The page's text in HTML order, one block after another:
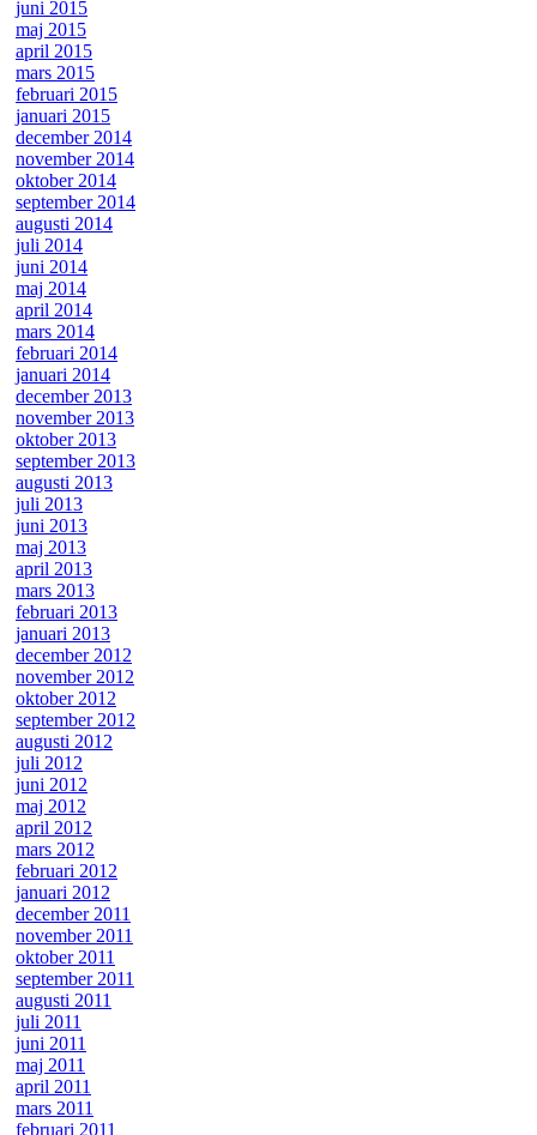
juni 2015
maj 2015
april 2015
mars 2015
februari 2015
januari 2015
december 2014
november 2014
oktober 2014
september 2014
augusti 2014
juli 2014
juni 2014
maj 2014
april 2014
mars 2014
februari 2014
januari 2014
december 2013
november 2013
oktober 2013
september 2013
augusti 2013
juli 2013
juni 2013
maj 2013
april 2013
mars 2013
februari 2013
januari 2013
december 2012
november 2012
oktober 2012
september 2012
augusti 2012
juli 2012
juni 2012
maj 2012
april 2012
mars 2012
februari 2012
januari 2012
december 2011
november 2011
oktober 2011
september 2011
augusti 2011
juli 2011
juni 2011
maj 2011
april 2011
mars 2011
februari 2011